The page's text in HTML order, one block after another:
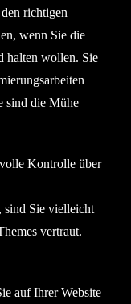
richtigen
wenn Sie die
halten wollen. Sie
sind die Mühe
Kontrolle über
sind Sie vielleicht
vertraut.
auf Ihrer Website